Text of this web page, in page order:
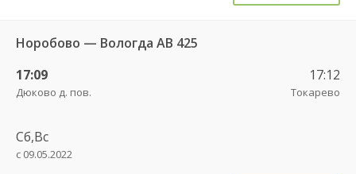
Норобово — Вологда АВ 425
17:09
Дюково д. пов.
17:12
Токарево
Сб,Вс
с 09.05.2022